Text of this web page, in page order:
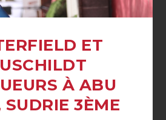
ET
À ABU
3ÈME